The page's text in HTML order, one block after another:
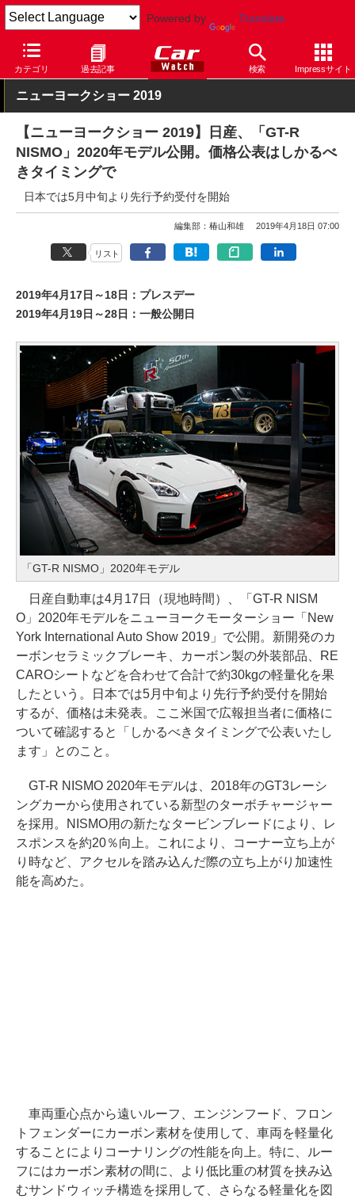
Powered by Translate
カテゴリ 過去記事 検索 Impressサイト
Car Watch イベント ニューヨークショー 2019
ニューヨークショー 2019
【ニューヨークショー 2019】日産、「GT-R
NISMO」2020年モデル公開。価格公表はしかるべ
きタイミングで
日本では5月中旬より先行予約受付を開始
編集部：椿山和雄 2019年4月18日 07:00
リスト
2019年4月17日～18日：プレスデー
2019年4月19日～28日：一般公開日
「GT-R NISMO」2020年モデル
日産自動車は4月17日（現地時間）、「GT-R NISM
O」2020年モデルをニューヨークモーターショー「New
York International Auto Show 2019」で公開。新開発のカ
ーボンセラミックブレーキ、カーボン製の外装部品、RE
CAROシートなどを合わせて合計で約30kgの軽量化を果
したという。日本では5月中旬より先行予約受付を開始
するが、価格は未発表。ここ米国で広報担当者に価格に
ついて確認すると「しかるべきタイミングで公表いたし
ます」とのこと。
GT-R NISMO 2020年モデルは、2018年のGT3レーシ
ングカーから使用されている新型のターボチャージャー
を採用。NISMO用の新たなタービンブレードにより、レ
スポンスを約20％向上。これにより、コーナー立ち上が
り時など、アクセルを踏み込んだ際の立ち上がり加速性
能を高めた。
車両重心点から遠いルーフ、エンジンフード、フロン
トフェンダーにカーボン素材を使用して、車両を軽量化
することによりコーナリングの性能を向上。特に、ルー
フにはカーボン素材の間に、より低比重の材質を挟み込
むサンドウィッチ構造を採用して、さらなる軽量化を図